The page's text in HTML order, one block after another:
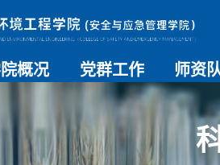
概况 党群工作 师资
师资总
导师名
教师简